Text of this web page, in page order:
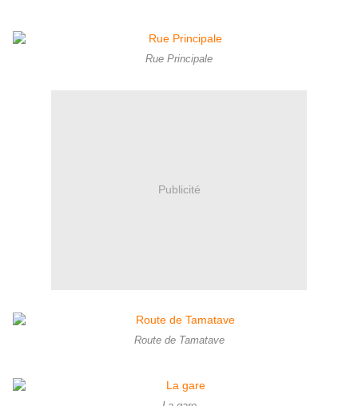
Rue Principale
Publicité
Route de Tamatave